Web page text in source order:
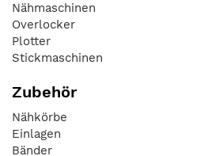
Nähmaschinen
Overlocker
Plotter
Stickmaschinen
Zubehör
Nähkörbe
Einlagen
Bänder